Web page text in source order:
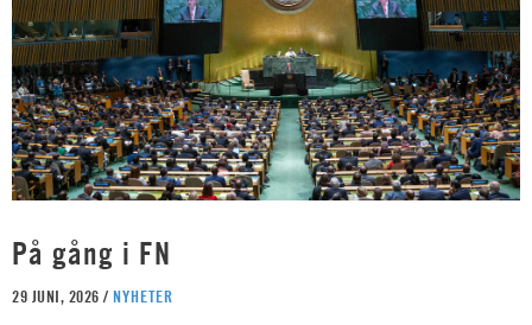
På gång i FN
29 JUNI, 2026 / NYHETER